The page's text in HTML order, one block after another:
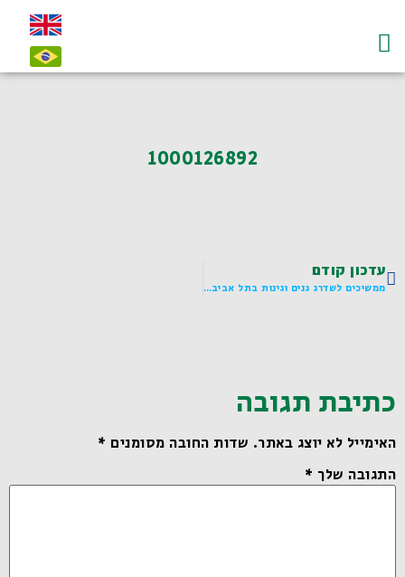
1000126892
עדכון קודם
ממשיכים לשדרג גנים וגינות בתל אביב-יפו
כתיבת תגובה
האימייל לא יוצג באתר. שדות החובה מסומנים *
התגובה שלך *